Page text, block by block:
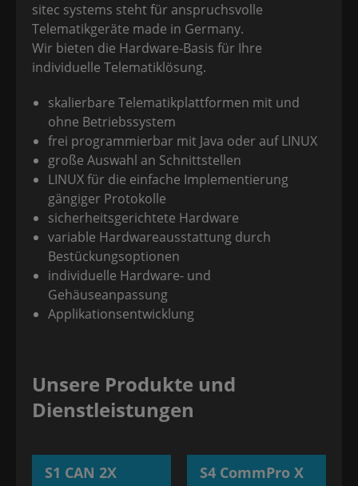
sitec systems steht für anspruchsvolle
Telematikgeräte made in Germany.
Wir bieten die Hardware-Basis für Ihre
individuelle Telematiklösung.
skalierbare Telematikplattformen mit und
ohne Betriebssystem
frei programmierbar mit Java oder auf LINUX
große Auswahl an Schnittstellen
LINUX für die einfache Implementierung
gängiger Protokolle
sicherheitsgerichtete Hardware
variable Hardwareausstattung durch
Bestückungsoptionen
individuelle Hardware- und
Gehäuseanpassung
Applikationsentwicklung
Unsere Produkte und
Dienstleistungen
S1 CAN 2X S4 CommPro X